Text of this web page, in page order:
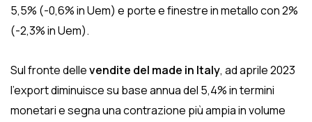
5,5% (-0,6% in Uem) e porte e finestre in metallo con 2%
(-2,3% in Uem).
Sul fronte dellevendite del made in Italy, ad aprile 2023
l’export diminuisce su base annua del 5,4% in termini
monetari e segna una contrazione più ampia in volume